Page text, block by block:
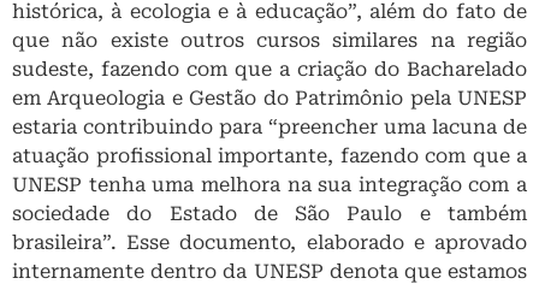
histórica, à ecologia e à educação”, além do fato de
que não existe outros cursos similares na região
sudeste, fazendo com que a criação do Bacharelado
em Arqueologia e Gestão do Patrimônio pela UNESP
estaria contribuindo para “preencher uma lacuna de
atuação profissional importante, fazendo com que a
UNESP tenha uma melhora na sua integração com a
sociedade do Estado de São Paulo e também
brasileira”. Esse documento, elaborado e aprovado
internamente dentro da UNESP denota que estamos